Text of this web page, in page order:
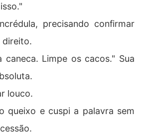
precisando confirmar
direito.
caneca. Limpe os cacos." Sua
louco.
queixo e cuspi a palavra sem